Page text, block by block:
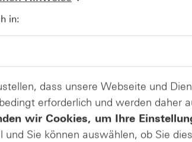
in:
dass unsere Webseite und
erforderlich und werden daher
wir Cookies, um Ihre
und Sie können auswählen, ob Sie